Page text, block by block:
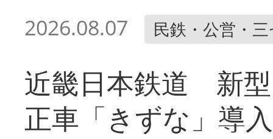
2026.08.07 民鉄・公営・
近畿日本鉄道 新
正車「きずな」導入